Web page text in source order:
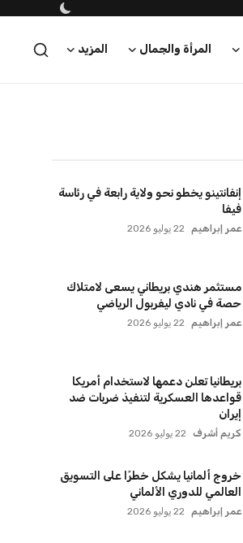
المرأة والجمال المزيد
إنفانتينو يخطو نحو ولاية رابعة في رئاسة
فيفا
عمر إبراهيم 22 يوليو 2026
مستثمر هندي بريطاني يسعى لامتلاك
حصة في نادي ليفربول الرياضي
عمر إبراهيم 22 يوليو 2026
بريطانيا تعلن دعمها لاستخدام أمريكا
قواعدها العسكرية لتنفيذ ضربات ضد
إيران
كريم أشرف 22 يوليو 2026
خروج ألمانيا يشكل خطرًا على التسويق
العالمي للدوري الألماني
عمر إبراهيم 22 يوليو 2026